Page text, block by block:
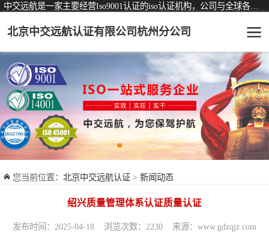
北京中交远航认证有限公司杭州分公司
您当前位置： 北京中交远航认证 > 新闻动态
绍兴质量管理体系认证质量认证
发布时间：2025-04-18 浏览次数：2230 来源：www.gdzqjz.com
认证服务 可从事认证业务一览表
ISO9001质量管理体系认证
ISO14001环境管理体系认证
ISO45001职业健康安全管理体系认证
交通运输服务认证
ISO27001信息安全管理体系认证